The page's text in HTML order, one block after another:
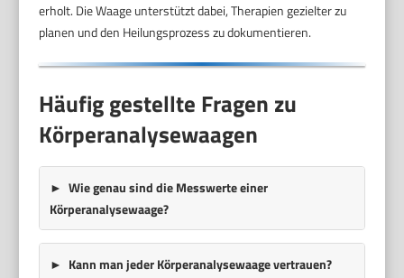
erholt. Die Waage unterstützt dabei, Therapien gezielter zu
planen und den Heilungsprozess zu dokumentieren.
Häufig gestellte Fragen zu
Körperanalysewaagen
Wie genau sind die Messwerte einer
Körperanalysewaage?
Kann man jeder Körperanalysewaage vertrauen?